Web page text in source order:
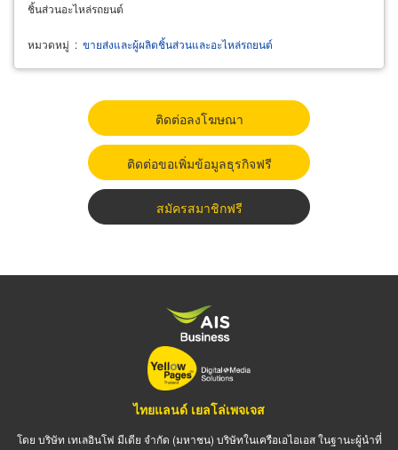
ชิ้นส่วนอะไหล่รถยนต์
หมวดหมู่ : ขายส่งและผู้ผลิตชิ้นส่วนและอะไหล่รถยนต์
ติดต่อลงโฆษณา
ติดต่อขอเพิ่มข้อมูลธุรกิจฟรี
สมัครสมาชิกฟรี
ไทยแลนด์ เยลโล่เพจเจส
โดย บริษัท เทเลอินโฟ มีเดีย จำกัด (มหาชน) บริษัทในเครือเอไอเอส ในฐานะผู้นำที่